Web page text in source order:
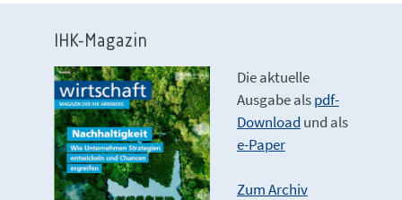
IHK-Magazin
Die aktuelle
Ausgabe alspdf-
Download und als
e-Paper
Zum Archiv